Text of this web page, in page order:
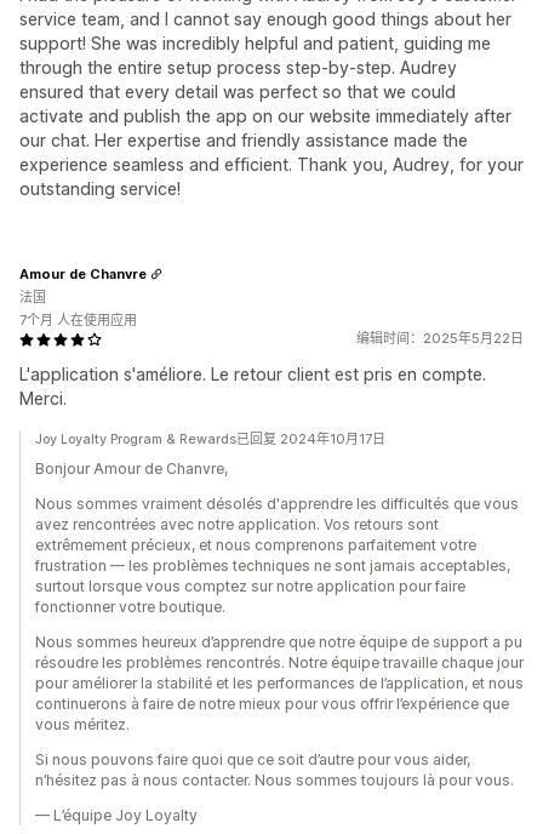
service team, and I cannot say enough good things about her
support! She was incredibly helpful and patient, guiding me
through the entire setup process step-by-step. Audrey
ensured that every detail was perfect so that we could
activate and publish the app on our website immediately after
our chat. Her expertise and friendly assistance made the
experience seamless and efficient. Thank you, Audrey, for your
outstanding service!
编辑时间：2025年5月22日
L'application s'améliore. Le retour client est pris en compte.
Merci.
Amour de Chanvre
法国
7个月 人在使用应用
Joy Loyalty Program & Rewards已回复 2024年10月17日
Bonjour Amour de Chanvre,
Nous sommes vraiment désolés d'apprendre les difficultés que vous
avez rencontrées avec notre application. Vos retours sont
extrêmement précieux, et nous comprenons parfaitement votre
frustration — les problèmes techniques ne sont jamais acceptables,
surtout lorsque vous comptez sur notre application pour faire
fonctionner votre boutique.
Nous sommes heureux d’apprendre que notre équipe de support a pu
résoudre les problèmes rencontrés. Notre équipe travaille chaque jour
pour améliorer la stabilité et les performances de l’application, et nous
continuerons à faire de notre mieux pour vous offrir l’expérience que
vous méritez.
Si nous pouvons faire quoi que ce soit d’autre pour vous aider,
n’hésitez pas à nous contacter. Nous sommes toujours là pour vous.
— L’équipe Joy Loyalty